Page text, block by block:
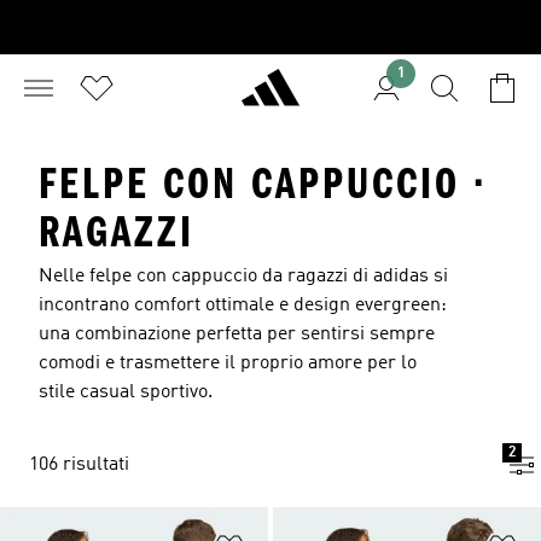
1
FELPE CON CAPPUCCIO ·
RAGAZZI
Nelle felpe con cappuccio da ragazzi di adidas si
incontrano comfort ottimale e design evergreen:
una combinazione perfetta per sentirsi sempre
comodi e trasmettere il proprio amore per lo
stile casual sportivo.
106 risultati
2